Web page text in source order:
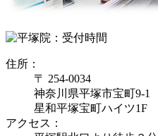
住所：
〒 254-0034
神奈川県平塚市宝町9-1
星和平塚宝町ハイツ1F
アクセス：